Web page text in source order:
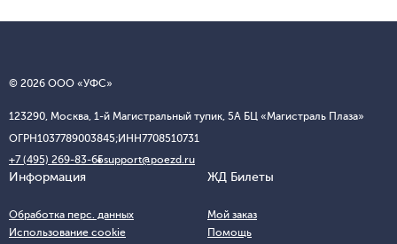
© 2026 ООО «УФС»
123290, Москва, 1-й Магистральный тупик, 5А БЦ «Магистраль Плаза»
ОГРН1037789003845;ИНН7708510731
+7 (495) 269-83-65support@poezd.ru
Информация
Обработка перс. данных
Использование cookie
ЖД Билеты
Мой заказ
Помощь